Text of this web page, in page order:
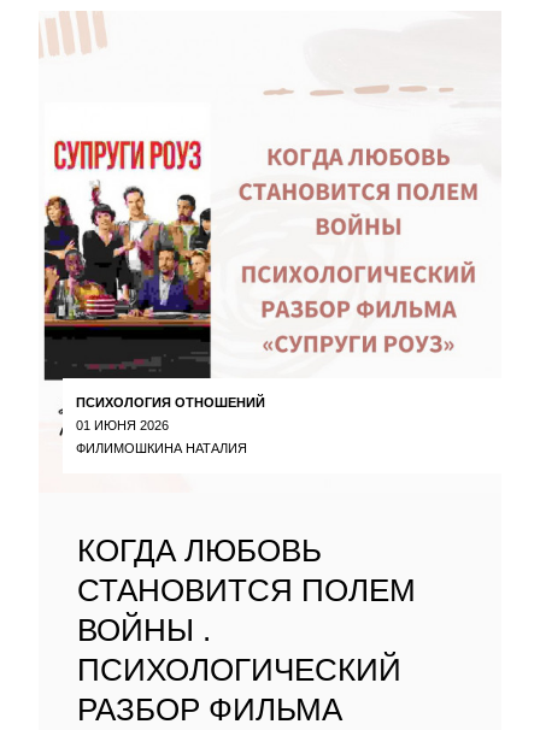
ПСИХОЛОГИЯ ОТНОШЕНИЙ
01 ИЮНЯ 2026
ФИЛИМОШКИНА НАТАЛИЯ
КОГДА ЛЮБОВЬ
СТАНОВИТСЯ ПОЛЕМ
ВОЙНЫ .
ПСИХОЛОГИЧЕСКИЙ
РАЗБОР ФИЛЬМА